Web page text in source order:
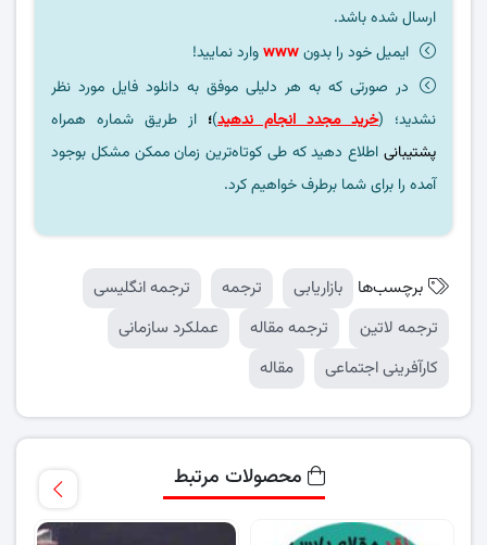
ارسال شده باشد.
ایمیل خود را بدونwwwوارد نمایید!
در صورتی که به هر دلیلی موفق به دانلود فایل مورد نظر
نشدید؛ (خرید مجدد انجام ندهید)؛ از طریق شماره همراه
پشتیبانی اطلاع دهید که طی کوتاه‌ترین زمان ممکن مشکل بوجود
آمده را برای شما برطرف خواهیم کرد.
برچسب‌ها بازاریابی ترجمه
ترجمه انگلیسی
ترجمه لاتین
ترجمه مقاله
عملکرد سازمانی
کارآفرینی اجتماعی
مقاله
محصولات مرتبط